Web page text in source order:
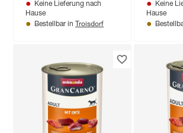
Keine Lieferung nach
Hause
Bestellbar in Troisdorf
Keine
Hause